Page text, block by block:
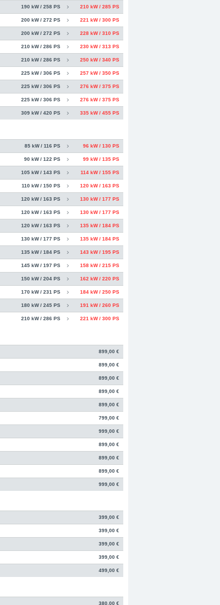
Felgen, Fahrwerke,
210 kW / 285 PS
190 kW / 258 PS
221 kW / 300 PS
200 kW / 272 PS
228 kW / 310 PS
200 kW / 272 PS
230 kW / 313 PS
210 kW / 286 PS
250 kW / 340 PS
210 kW / 286 PS
257 kW / 350 PS
225 kW / 306 PS
276 kW / 375 PS
225 kW / 306 PS
276 kW / 375 PS
225 kW / 306 PS
335 kW / 455 PS
309 kW / 420 PS
96 kW / 130 PS
85 kW / 116 PS
99 kW / 135 PS
90 kW / 122 PS
114 kW / 155 PS
105 kW / 143 PS
120 kW / 163 PS
110 kW / 150 PS
130 kW / 177 PS
120 kW / 163 PS
130 kW / 177 PS
120 kW / 163 PS
135 kW / 184 PS
120 kW / 163 PS
135 kW / 184 PS
130 kW / 177 PS
143 kW / 195 PS
135 kW / 184 PS
158 kW / 215 PS
145 kW / 197 PS
162 kW / 220 PS
150 kW / 204 PS
184 kW / 250 PS
170 kW / 231 PS
191 kW / 260 PS
180 kW / 245 PS
221 kW / 300 PS
210 kW / 286 PS
899,00 €
899,00 €
899,00 €
899,00 €
899,00 €
799,00 €
999,00 €
899,00 €
899,00 €
899,00 €
999,00 €
399,00 €
399,00 €
399,00 €
399,00 €
499,00 €
380,00 €